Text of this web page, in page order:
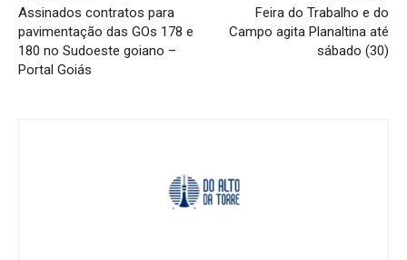
Assinados contratos para
pavimentação das GOs 178 e
180 no Sudoeste goiano –
Portal Goiás
Feira do Trabalho e do
Campo agita Planaltina até
sábado (30)